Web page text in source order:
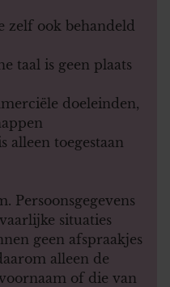
zelf ook behandeld
taal is geen plaats
doeleinden,
alleen toegestaan
Persoonsgegevens
situaties
geen afspraakjes
alleen de
of die van